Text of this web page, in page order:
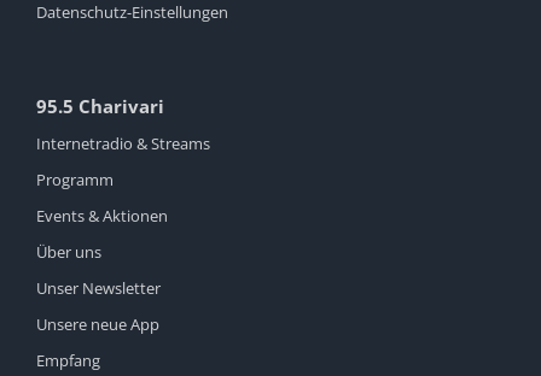
Datenschutz-Einstellungen
95.5 Charivari
Internetradio & Streams
Programm
Events & Aktionen
Über uns
Unser Newsletter
Unsere neue App
Empfang